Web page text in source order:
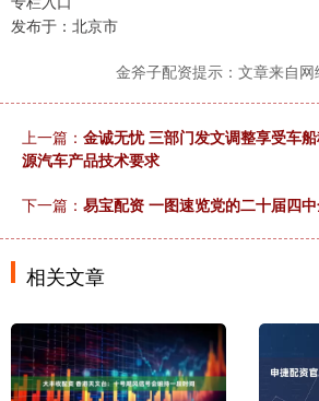
发布于：北京市
金斧子配资提示：文章来自网
上一篇： 金诚无忧 三部门发文调整享受车
源汽车产品技术要求
下一篇： 易宝配资 一图速览党的二十届四
相关文章